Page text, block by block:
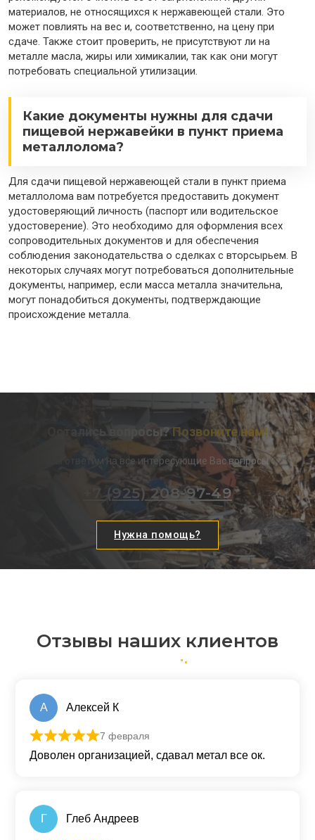
материалов, не относящихся к нержавеющей стали. Это
может повлиять на вес и, соответственно, на цену при
сдаче. Также стоит проверить, не присутствуют ли на
металле масла, жиры или химикалии, так как они могут
потребовать специальной утилизации.
Какие документы нужны для сдачи
пищевой нержавейки в пункт приема
металлолома?
Для сдачи пищевой нержавеющей стали в пункт приема
металлолома вам потребуется предоставить документ
удостоверяющий личность (паспорт или водительское
удостоверение). Это необходимо для оформления всех
сопроводительных документов и для обеспечения
соблюдения законодательства о сделках с вторсырьем. В
некоторых случаях могут потребоваться дополнительные
документы, например, если масса металла значительна,
могут понадобиться документы, подтверждающие
происхождение металла.
Остались вопросы? Позвоните нам!
Мы ответим на все интересующие Вас вопросы
+7 (925) 208-97-49
Нужна помощь?
Отзывы наших клиентов
А Алексей К
Оценка 5из 5
7 февраля
Доволен организацией, сдавал метал все ок.
Г Глеб Андреев